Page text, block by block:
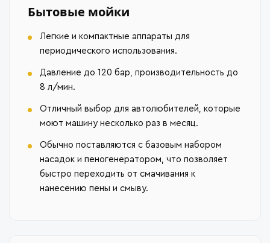
Бытовые мойки
Легкие и компактные аппараты для
периодического использования.
Давление до 120 бар, производительность до
8 л/мин.
Отличный выбор для автолюбителей, которые
моют машину несколько раз в месяц.
Обычно поставляются с базовым набором
насадок и пеногенератором, что позволяет
быстро переходить от смачивания к
нанесению пены и смыву.